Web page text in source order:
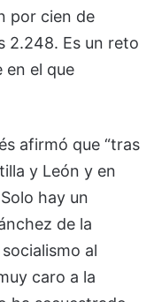
por cien de
2.248. Es un reto
el que
afirmó que “tras
y León y en
hay un
de la
al
caro a la